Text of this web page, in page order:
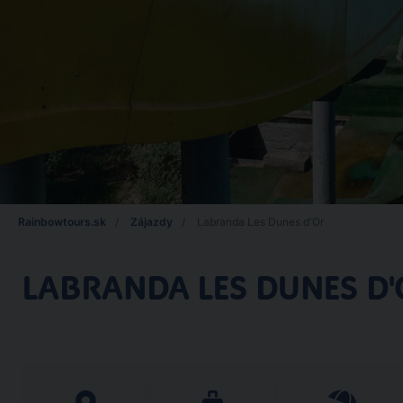
Rainbowtours.sk Zájazdy
LABRANDA LES DUNES